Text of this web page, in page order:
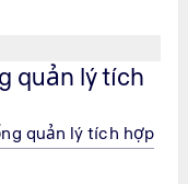
quản lý tích
quản lý tích hợp